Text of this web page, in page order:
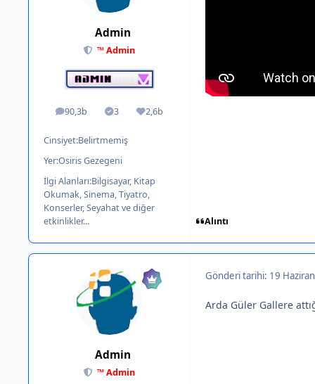
Admin
™ Admin
90,3b
ileti 3
Solutions2,6b
İtibar
Cinsiyet:Belirtmemiş
Yer:Osiris Gezegeni
İlgi Alanları:Bilgisayar, Kitap
Okumak, Sinema, Tiyatro,
Konserler, Seyahat ve diğer
etkinlikler...
Alıntı
Admin
™ Admin
Gönderi tarihi: 19
Arda Güler Gallere